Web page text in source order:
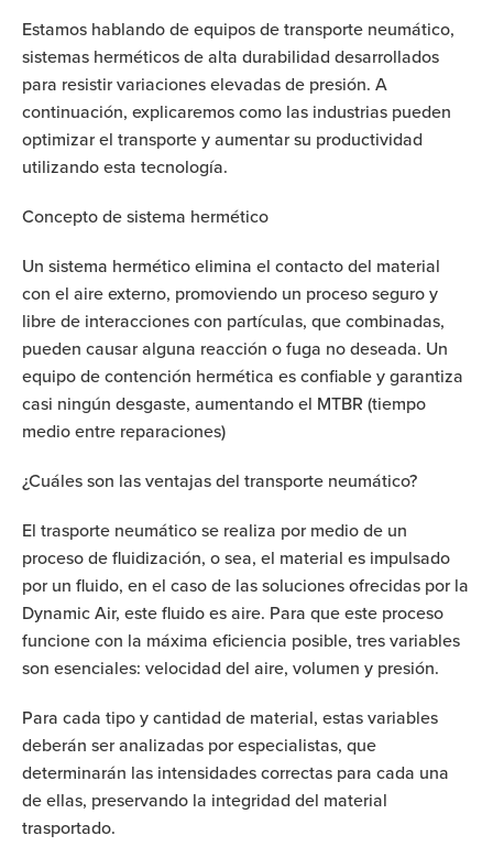
Estamos hablando de equipos de transporte neumático,
sistemas herméticos de alta durabilidad desarrollados
para resistir variaciones elevadas de presión. A
continuación, explicaremos como las industrias pueden
optimizar el transporte y aumentar su productividad
utilizando esta tecnología.
Concepto de sistema hermético
Un sistema hermético elimina el contacto del material
con el aire externo, promoviendo un proceso seguro y
libre de interacciones con partículas, que combinadas,
pueden causar alguna reacción o fuga no deseada. Un
equipo de contención hermética es confiable y garantiza
casi ningún desgaste, aumentando el MTBR (tiempo
medio entre reparaciones)
¿Cuáles son las ventajas del transporte neumático?
El trasporte neumático se realiza por medio de un
proceso de fluidización, o sea, el material es impulsado
por un fluido, en el caso de las soluciones ofrecidas por la
Dynamic Air, este fluido es aire. Para que este proceso
funcione con la máxima eficiencia posible, tres variables
son esenciales: velocidad del aire, volumen y presión.
Para cada tipo y cantidad de material, estas variables
deberán ser analizadas por especialistas, que
determinarán las intensidades correctas para cada una
de ellas, preservando la integridad del material
trasportado.